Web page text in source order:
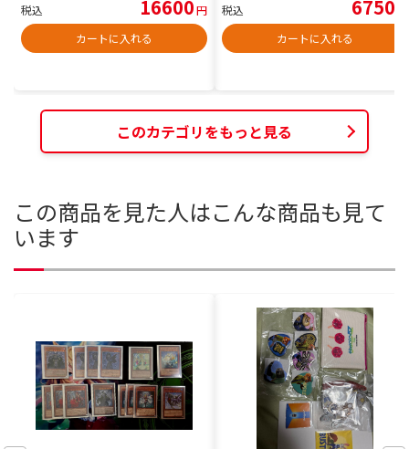
税込 16600円
カートに入れる
税込 6750
カートに入れる
このカテゴリをもっと見る
この商品を見た人はこんな商品も見て
います